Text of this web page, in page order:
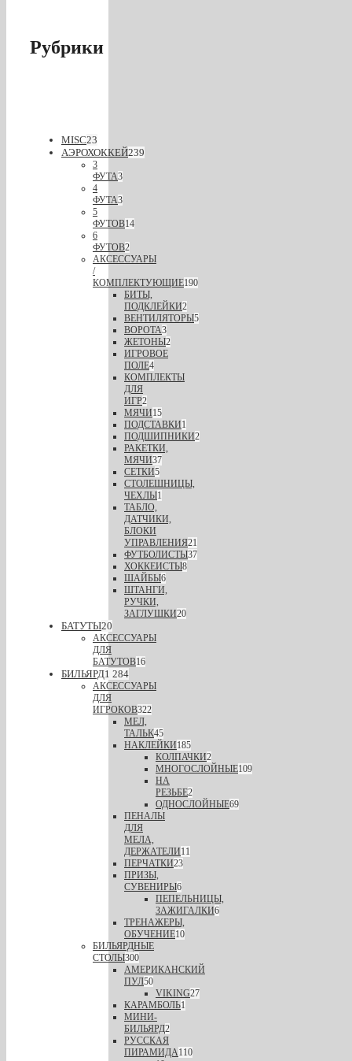
Рубрики
MISC23
АЭРОХОККЕЙ239
3
ФУТА3
4
ФУТА3
5
ФУТОВ14
6
ФУТОВ2
АКСЕССУАРЫ
/
КОМПЛЕКТУЮЩИЕ190
БИТЫ,
ПОДКЛЕЙКИ2
ВЕНТИЛЯТОРЫ5
ВОРОТА3
ЖЕТОНЫ2
ИГРОВОЕ
ПОЛЕ4
КОМПЛЕКТЫ
ДЛЯ
ИГР2
МЯЧИ15
ПОДСТАВКИ1
ПОДШИПНИКИ2
РАКЕТКИ,
МЯЧИ37
СЕТКИ5
СТОЛЕШНИЦЫ,
ЧЕХЛЫ1
ТАБЛО,
ДАТЧИКИ,
БЛОКИ
УПРАВЛЕНИЯ21
ФУТБОЛИСТЫ37
ХОККЕИСТЫ8
ШАЙБЫ6
ШТАНГИ,
РУЧКИ,
ЗАГЛУШКИ20
БАТУТЫ20
АКСЕССУАРЫ
ДЛЯ
БАТУТОВ16
БИЛЬЯРД1 284
АКСЕССУАРЫ
ДЛЯ
ИГРОКОВ322
МЕЛ,
ТАЛЬК45
НАКЛЕЙКИ185
КОЛПАЧКИ2
МНОГОСЛОЙНЫЕ109
НА
РЕЗЬБЕ2
ОДНОСЛОЙНЫЕ69
ПЕНАЛЫ
ДЛЯ
МЕЛА,
ДЕРЖАТЕЛИ11
ПЕРЧАТКИ23
ПРИЗЫ,
СУВЕНИРЫ6
ПЕПЕЛЬНИЦЫ,
ЗАЖИГАЛКИ6
ТРЕНАЖЕРЫ,
ОБУЧЕНИЕ10
БИЛЬЯРДНЫЕ
СТОЛЫ300
АМЕРИКАНСКИЙ
ПУЛ50
VIKING27
КАРАМБОЛЬ1
МИНИ-
БИЛЬЯРД2
РУССКАЯ
ПИРАМИДА110